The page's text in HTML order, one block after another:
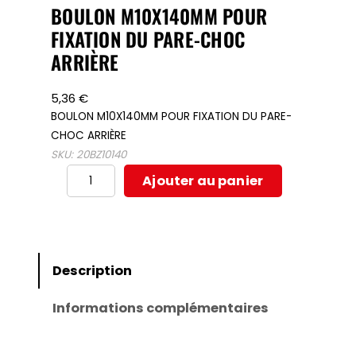
BOULON M10X140MM POUR
FIXATION DU PARE-CHOC
ARRIÈRE
5,36€
BOULON M10X140MM POUR FIXATION DU PARE-
CHOC ARRIÈRE
SKU: 20BZ10140
quantité
de
POUR
DU
Ajouter au panier
Description
Informations complémentaires